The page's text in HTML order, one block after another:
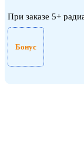
При заказе 5+
Бонус